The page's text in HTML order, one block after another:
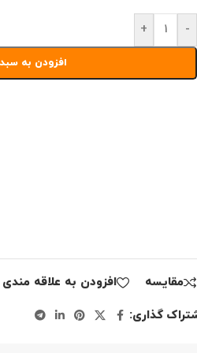
-
+
افزودن به
مقايسه
افزودن به علاقه مندی
گذاری: